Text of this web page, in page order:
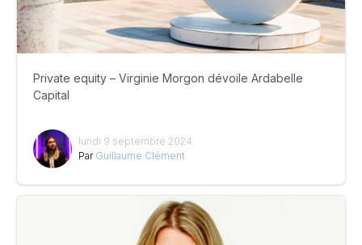
Private equity – Virginie Morgon dévoile Ardabelle
Capital
lundi 9 septembre 2024
Par Guillaume Clément